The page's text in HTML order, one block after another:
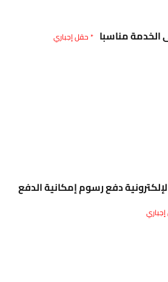
مناسبا * حقل إجباري
دفع رسوم إمكانية الدفع